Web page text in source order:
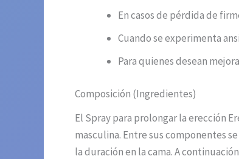
En casos de pérdida de
Cuando se experimenta
Para quienes desean
Composición (Ingredientes)
El Spray para prolongar la erección
masculina. Entre sus componentes
la duración en la cama. A